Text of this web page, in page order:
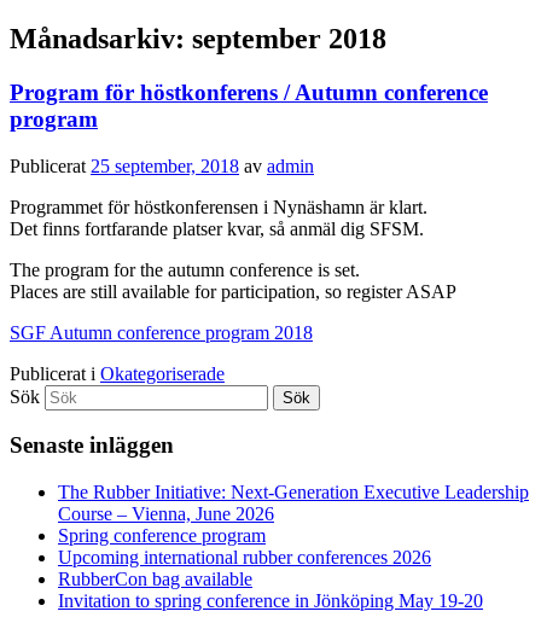
Månadsarkiv: september 2018
Program för höstkonferens / Autumn conference
program
Publicerat 25 september, 2018 av admin
Programmet för höstkonferensen i Nynäshamn är klart.
Det finns fortfarande platser kvar, så anmäl dig SFSM.
The program for the autumn conference is set.
Places are still available for participation, so register ASAP
SGF Autumn conference program 2018
Publicerat i Okategoriserade
Sök
Senaste inläggen
The Rubber Initiative: Next-Generation Executive Leadership
Course – Vienna, June 2026
Spring conference program
Upcoming international rubber conferences 2026
RubberCon bag available
Invitation to spring conference in Jönköping May 19-20